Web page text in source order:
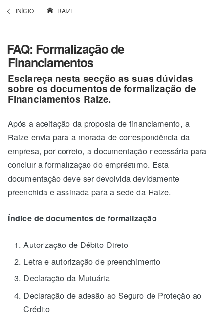
INÍCIO RAIZE
FAQ: Formalização de
Financiamentos
Esclareça nesta secção as suas dúvidas
sobre os documentos de formalização de
Financiamentos Raize.
Após a aceitação da proposta de financiamento, a
Raize envia para a morada de correspondência da
empresa, por correio, a documentação necessária para
concluir a formalização do empréstimo. Esta
documentação deve ser devolvida devidamente
preenchida e assinada para a sede da Raize.
Índice de documentos de formalização
Autorização de Débito Direto
Letra e autorização de preenchimento
Declaração da Mutuária
Declaração de adesão ao Seguro de Proteção ao
Crédito